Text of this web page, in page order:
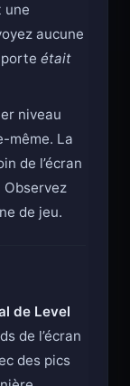
une
aucune
porteétait
niveau
même. La
de l’écran
Observez
de jeu.
de Level
de l’écran
des pics